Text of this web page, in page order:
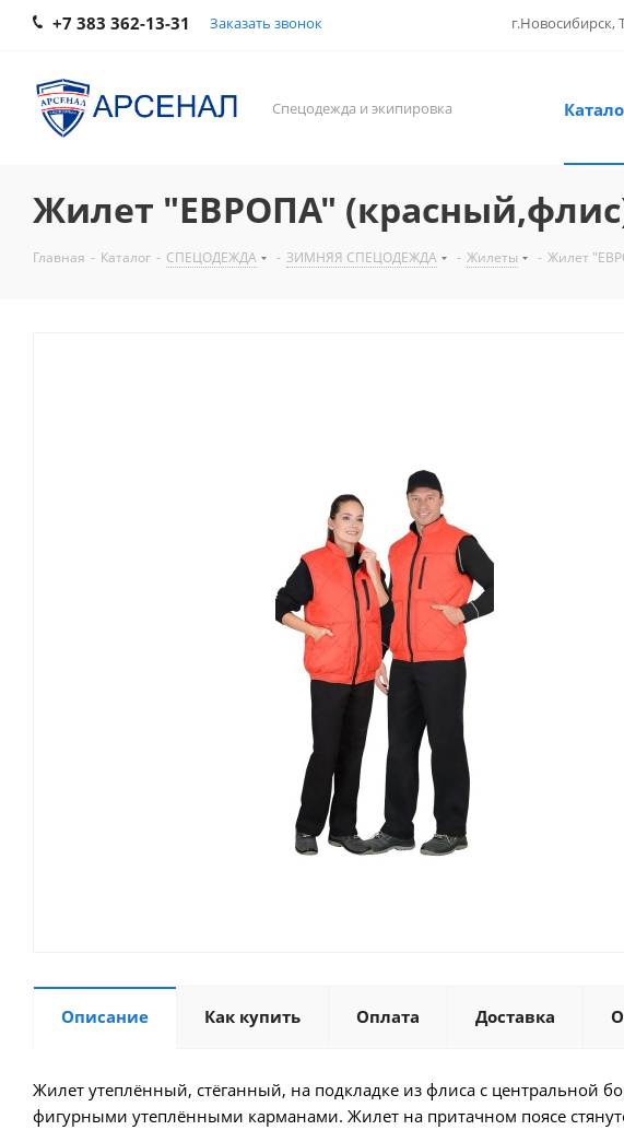
+7 383 362-13-31 Заказать звонок г.Новосибирск,
Спецодежда и экипировка
Жилет "ЕВРОПА"
Главная - Каталог - СПЕЦОДЕЖДА - ЗИМНЯЯ СПЕЦОДЕЖДА - Жилеты - Жилет
Описание Как купить Оплата Доставка
Жилет утеплённый, стёганный, на подкладке из флиса с
фигурными утеплёнными карманами. Жилет на притачном поясе